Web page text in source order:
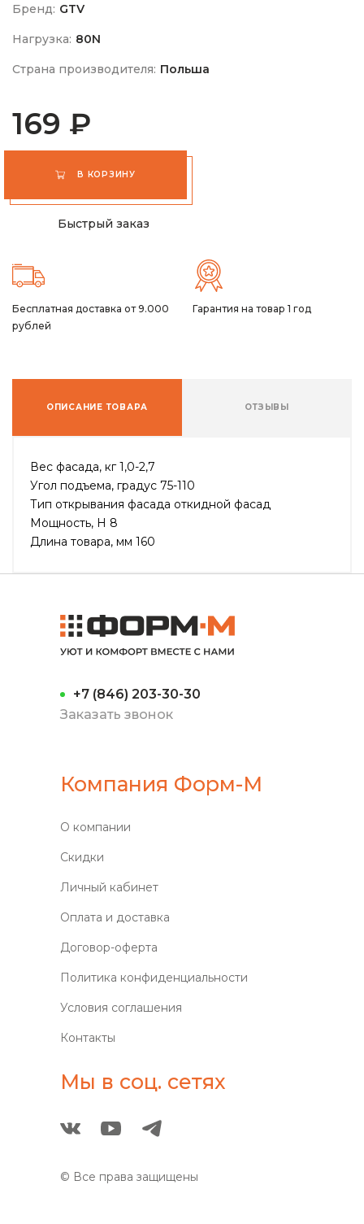
Бренд: GTV
Нагрузка: 80N
Страна производителя: Польша
169 ₽
В КОРЗИНУ
Быстрый заказ
Бесплатная доставка от 9.000
рублей
Гарантия на товар 1 год
ОПИСАНИЕ ТОВАРА ОТЗЫВЫ
Вес фасада, кг 1,0-2,7
Угол подъема, градус 75-110
Тип открывания фасада откидной фасад
Мощность, H 8
Длина товара, мм 160
+7 (846) 203-30-30
Заказать звонок
Компания Форм-М
О компании
Скидки
Личный кабинет
Оплата и доставка
Договор-оферта
Политика конфиденциальности
Условия соглашения
Контакты
Мы в соц. сетях
© Все права защищены